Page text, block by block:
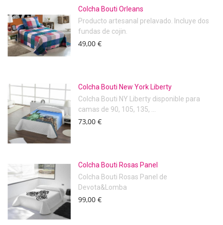
Colcha Bouti Orleans
Producto artesanal prelavado. Incluye dos
fundas de cojin.
49,00 €
Colcha Bouti New York Liberty
Colcha Bouti NY Liberty disponible para
camas de 90, 105, 135, ...
73,00 €
Colcha Bouti Rosas Panel
Colcha Bouti Rosas Panel de
Devota&Lomba
99,00 €